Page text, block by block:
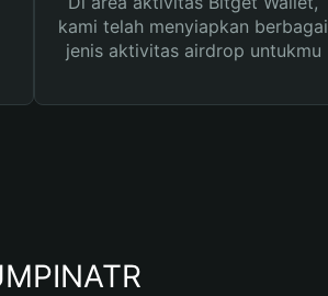
kami telah menyiapkan berbagai
jenis aktivitas airdrop untukmu